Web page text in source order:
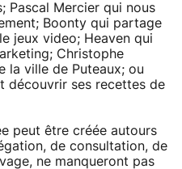
Pascal Mercier qui nous
Boonty qui partage
jeux video; Heaven qui
Christophe
la ville de Puteaux; ou
découvrir ses recettes de
peut être créée autours
de consultation, de
ne manqueront pas